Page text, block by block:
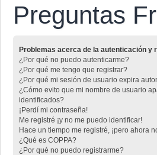
Preguntas
Problemas acerca de la autenticación y
¿Por qué no puedo autenticarme?
¿Por qué me tengo que registrar?
¿Por qué mi sesión de usuario expira
¿Cómo evito que mi nombre de usuario
identificados?
¡Perdí mi contraseña!
Me registré ¡y no me puedo identificar!
Hace un tiempo me registré, ¡pero ahora
¿Qué es COPPA?
¿Por qué no puedo registrarme?